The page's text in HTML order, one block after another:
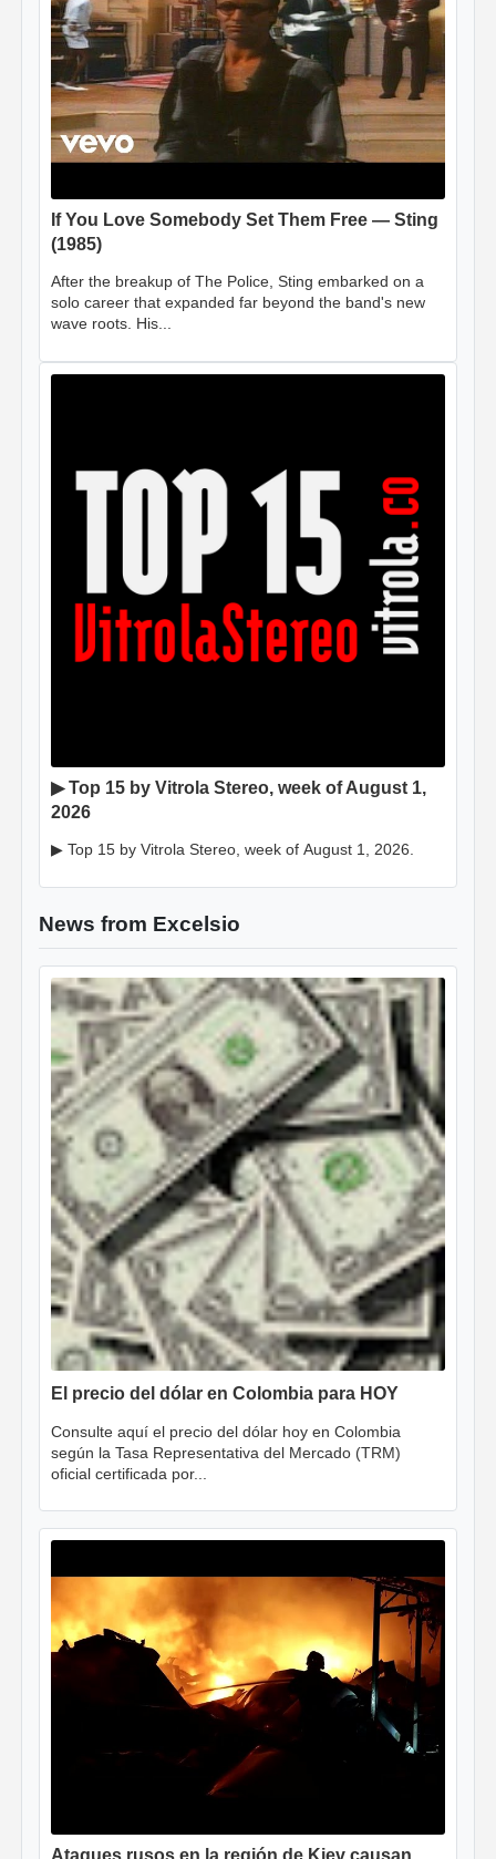
If You Love Somebody Set Them Free — Sting
(1985)
After the breakup of The Police, Sting embarked on a
solo career that expanded far beyond the band's new
wave roots. His...
▶ Top 15 by Vitrola Stereo, week of August 1,
2026
▶ Top 15 by Vitrola Stereo, week of August 1, 2026.
News from Excelsio
El precio del dólar en Colombia para HOY
Consulte aquí el precio del dólar hoy en Colombia
según la Tasa Representativa del Mercado (TRM)
oficial certificada por...